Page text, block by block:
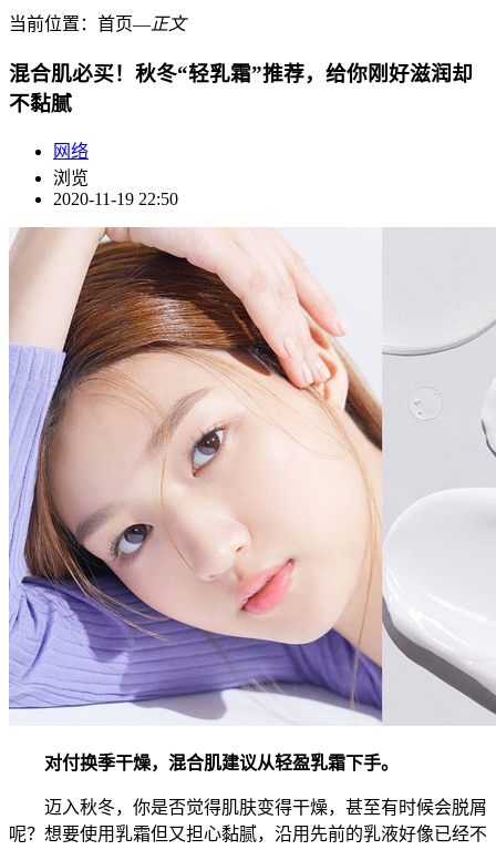
当前位置： 首页―正文
混合肌必买！秋冬“轻乳霜”推荐，给你刚好滋润却
不黏腻
网络
浏览
2020-11-19 22:50
对付换季干燥，混合肌建议从轻盈乳霜下手。
迈入秋冬，你是否觉得肌肤变得干燥，甚至有时候会脱屑
呢？想要使用乳霜但又担心黏腻，沿用先前的乳液好像已经不